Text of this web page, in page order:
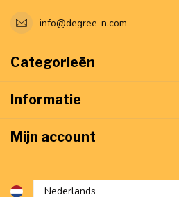
info@degree-n.com
Categorieën
Informatie
Mijn account